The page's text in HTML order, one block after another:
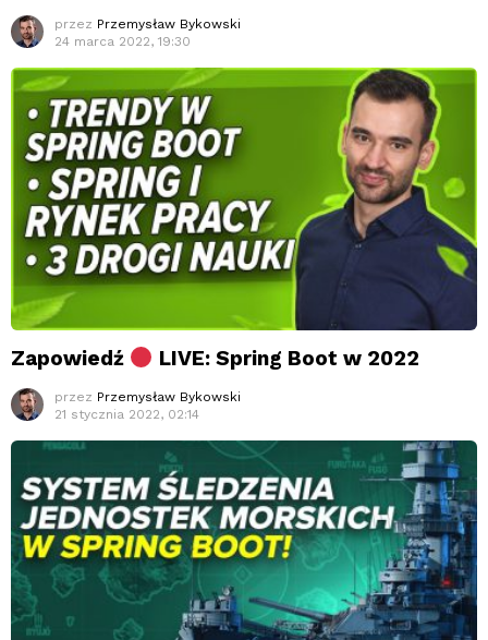
przez Przemysław Bykowski
24 marca 2022, 19:30
Zapowiedź LIVE: Spring Boot w 2022
przez Przemysław Bykowski
21 stycznia 2022, 02:14